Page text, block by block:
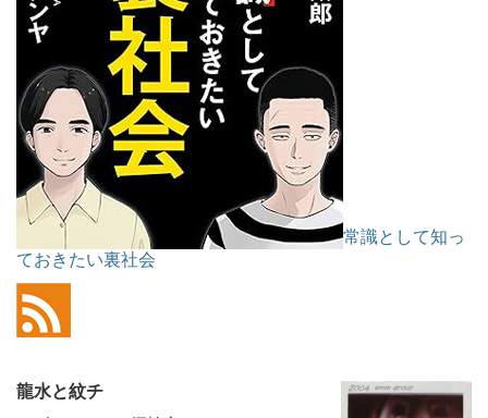
常識として知っ
ておきたい裏社会
龍水と紋チ